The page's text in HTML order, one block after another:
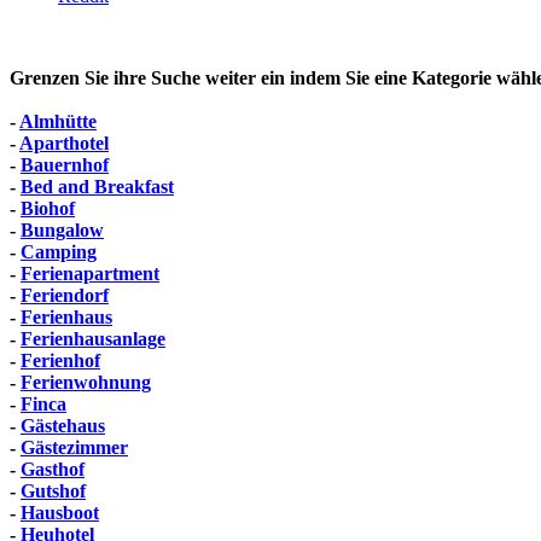
Grenzen Sie ihre Suche weiter ein indem Sie eine Kategorie
- Almhütte
- Aparthotel
- Bauernhof
- Bed and Breakfast
- Biohof
- Bungalow
- Camping
- Ferienapartment
- Feriendorf
- Ferienhaus
- Ferienhausanlage
- Ferienhof
- Ferienwohnung
- Finca
- Gästehaus
- Gästezimmer
- Gasthof
- Gutshof
- Hausboot
- Heuhotel